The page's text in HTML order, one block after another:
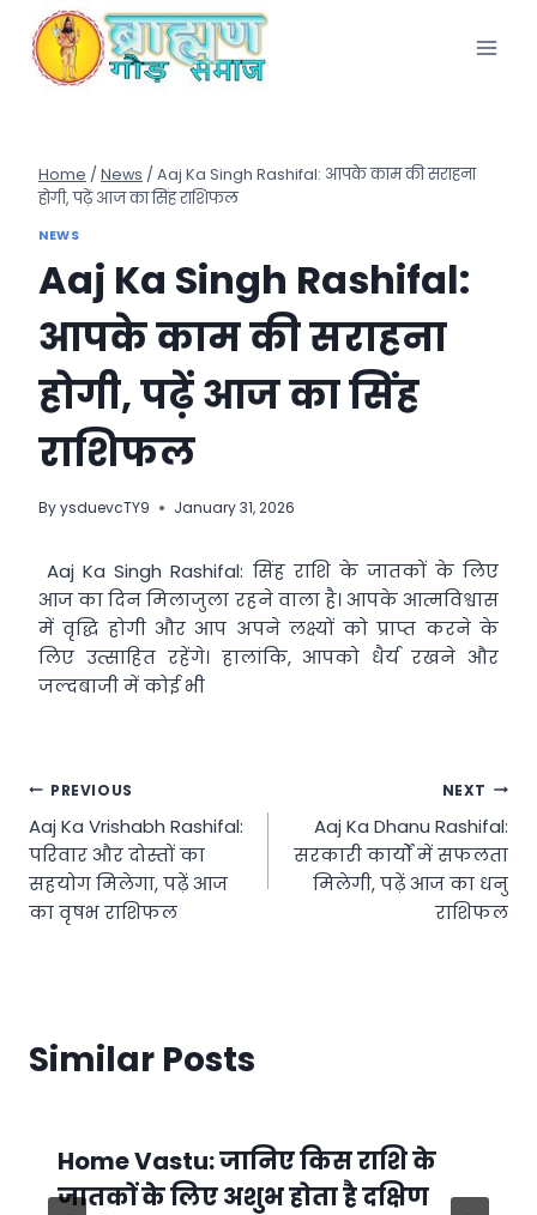
content
Home / News / Aaj Ka Singh Rashifal: आपके काम की सराहना
होगी, पढ़ें आज का सिंह राशिफल
NEWS
Aaj Ka Singh Rashifal:
आपके काम की सराहना
होगी, पढ़ें आज का सिंह
राशिफल
ByysduevcTY9 January 31, 2026
Aaj Ka Singh Rashifal: सिंह राशि के जातकों के लिए
आज का दिन मिलाजुला रहने वाला है। आपके आत्मविश्वास
में वृद्धि होगी और आप अपने लक्ष्यों को प्राप्त करने के
लिए उत्साहित रहेंगे। हालांकि, आपको धैर्य रखने और
जल्दबाजी में कोई भी
Post
navigation
PREVIOUS
Aaj Ka Vrishabh Rashifal:
परिवार और दोस्तों का
सहयोग मिलेगा, पढ़ें आज
का वृषभ राशिफल
NEXT
Aaj Ka Dhanu Rashifal:
सरकारी कार्यों में सफलता
मिलेगी, पढ़ें आज का धनु
राशिफल
Similar Posts
Home Vastu: जानिए किस राशि के
जातकों के लिए अशुभ होता है दक्षिण